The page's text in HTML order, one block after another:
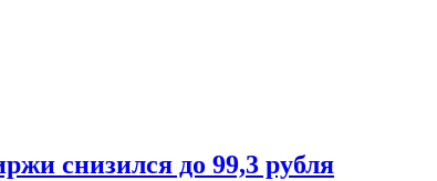
снизился до 99,3 рубля